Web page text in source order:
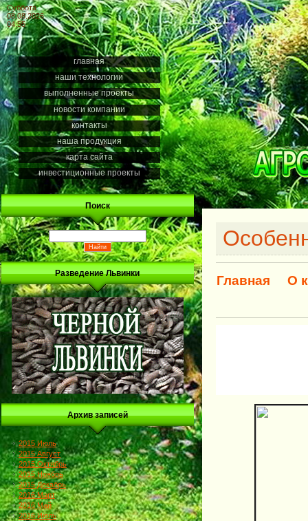
Суббота
08.08.2026
04:55
главная
наши технологии
выполненные проекты
новости компании
контакты
наша продукция
карта сайта
инвестиционные проекты
Поиск
Разведение Львинки
Архив записей
2015 Июль
2015 Август
2015 Октябрь
2015 Ноябрь
2015 Декабрь
2016 Март
2016 Май
2016 Июль
Главная О